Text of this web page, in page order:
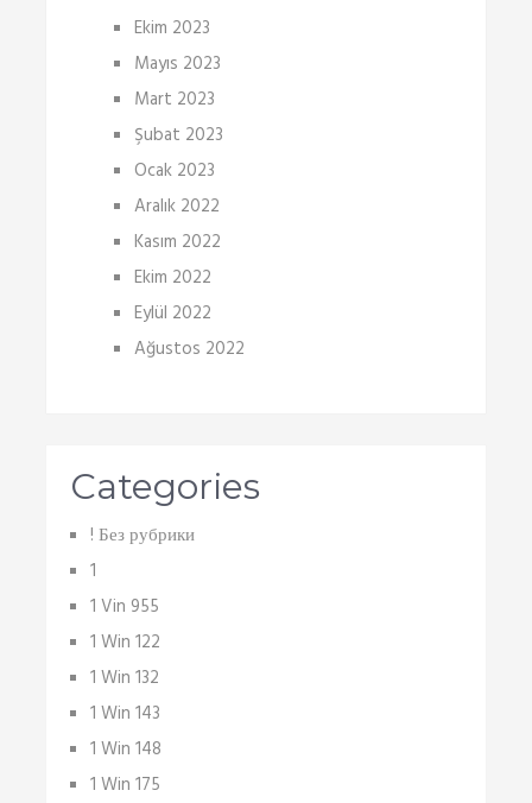
Ekim 2023
Mayıs 2023
Mart 2023
Şubat 2023
Ocak 2023
Aralık 2022
Kasım 2022
Ekim 2022
Eylül 2022
Ağustos 2022
Categories
! Без рубрики
1
1 Vin 955
1 Win 122
1 Win 132
1 Win 143
1 Win 148
1 Win 175